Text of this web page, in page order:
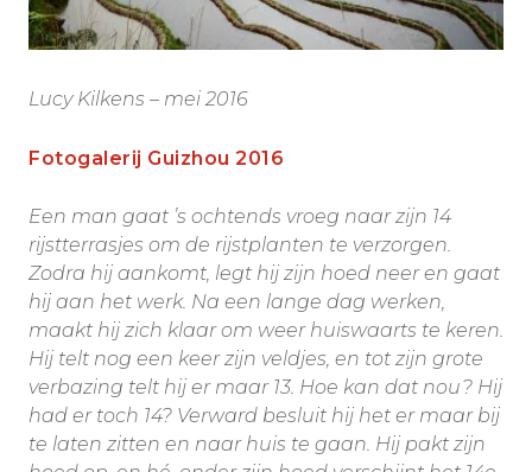
Lucy Kilkens – mei 2016
Fotogalerij Guizhou 2016
Een man gaat ’s ochtends vroeg naar zijn 14
rijstterrasjes om de rijstplanten te verzorgen.
Zodra hij aankomt, legt hij zijn hoed neer en gaat
hij aan het werk. Na een lange dag werken,
maakt hij zich klaar om weer huiswaarts te keren.
Hij telt nog een keer zijn veldjes, en tot zijn grote
verbazing telt hij er maar 13. Hoe kan dat nou? Hij
had er toch 14? Verward besluit hij het er maar bij
te laten zitten en naar huis te gaan. Hij pakt zijn